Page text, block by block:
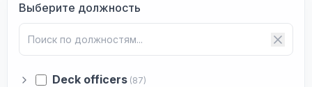
Выберите должность
Deck officers (87)